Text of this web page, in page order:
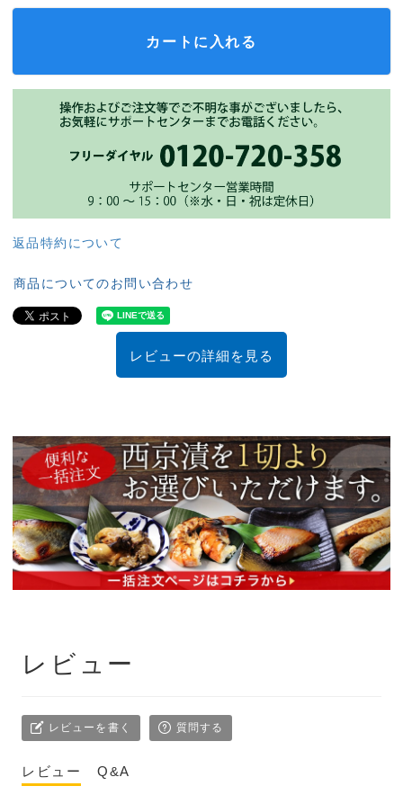
カートに入れる
返品特約について
商品についてのお問い合わせ
レビューの詳細を見る
レビュー
レビューを書く 質問する
レビュー Q&A